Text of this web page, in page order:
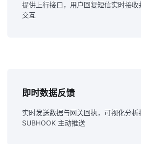
提供上行接口，用户回复短信实时接
交互
即时数据反馈
实时发送数据与网关回执，可视化分析
SUBHOOK 主动推送